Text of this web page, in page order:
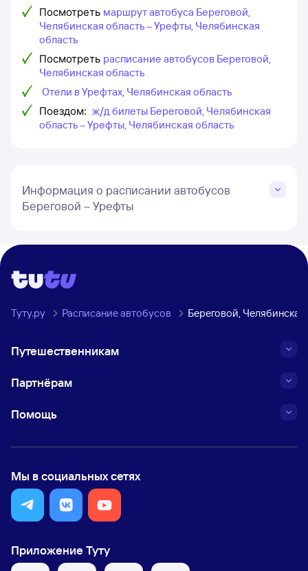
Посмотреть маршрут автобуса Береговой,
Челябинская область – Урефты, Челябинская
область
Посмотреть расписание автобусов Береговой,
Челябинская область
Отели в Урефтах, Челябинская область
Поездом: ж/д билеты Береговой, Челябинская
область – Урефты, Челябинская область
Информация о расписании автобусов
Береговой – Урефты
Туту.ру Расписание автобусов Береговой,
Путешественникам
Партнёрам
Помощь
Мы в социальных сетях
Приложение Туту